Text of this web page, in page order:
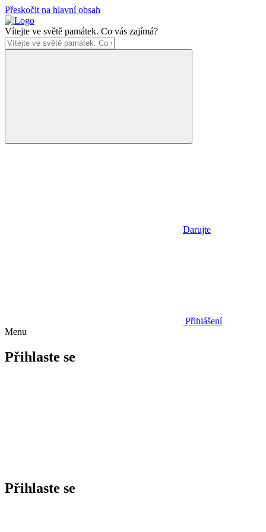
Přeskočit na hlavní obsah
Vítejte ve světě památek. Co vás zajímá?
Darujte
Přihlášení
Menu
Přihlaste se
Přihlaste se